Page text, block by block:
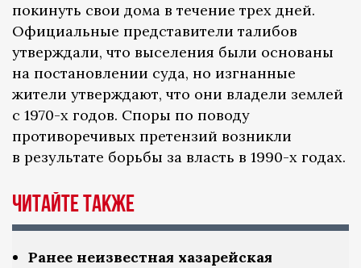
покинуть свои дома в течение трех дней.
Официальные представители талибов
утверждали, что выселения были основаны
на постановлении суда, но изгнанные
жители утверждают, что они владели землей
с 1970-х годов. Споры по поводу
противоречивых претензий возникли
в результате борьбы за власть в 1990-х годах.
Читайте также
Ранее неизвестная хазарейская